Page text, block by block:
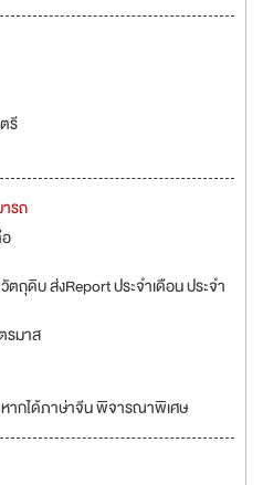
รี
รถ
ดิบ ส่งReport ประจำเดือน ประจำ
รมาส
ากได้ภาษ่าจีน พิจารณาพิเศษ